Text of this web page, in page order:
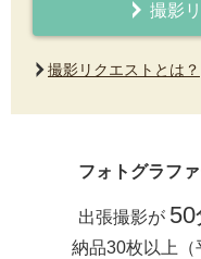
撮影
撮影リクエストとは？
フォトグラフ
出張撮影が 50
納品30枚以上（